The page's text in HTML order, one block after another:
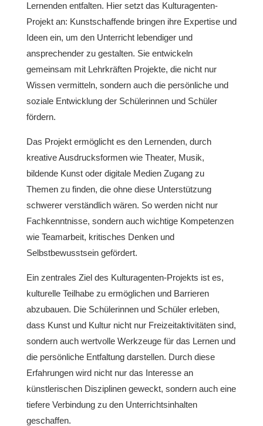
Lernenden entfalten. Hier setzt das Kulturagenten-
Projekt an: Kunstschaffende bringen ihre Expertise und
Ideen ein, um den Unterricht lebendiger und
ansprechender zu gestalten. Sie entwickeln
gemeinsam mit Lehrkräften Projekte, die nicht nur
Wissen vermitteln, sondern auch die persönliche und
soziale Entwicklung der Schülerinnen und Schüler
fördern.
Das Projekt ermöglicht es den Lernenden, durch
kreative Ausdrucksformen wie Theater, Musik,
bildende Kunst oder digitale Medien Zugang zu
Themen zu finden, die ohne diese Unterstützung
schwerer verständlich wären. So werden nicht nur
Fachkenntnisse, sondern auch wichtige Kompetenzen
wie Teamarbeit, kritisches Denken und
Selbstbewusstsein gefördert.
Ein zentrales Ziel des Kulturagenten-Projekts ist es,
kulturelle Teilhabe zu ermöglichen und Barrieren
abzubauen. Die Schülerinnen und Schüler erleben,
dass Kunst und Kultur nicht nur Freizeitaktivitäten sind,
sondern auch wertvolle Werkzeuge für das Lernen und
die persönliche Entfaltung darstellen. Durch diese
Erfahrungen wird nicht nur das Interesse an
künstlerischen Disziplinen geweckt, sondern auch eine
tiefere Verbindung zu den Unterrichtsinhalten
geschaffen.